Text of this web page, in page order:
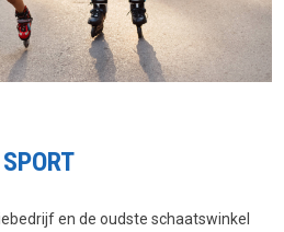
en de oudste schaatswinkel